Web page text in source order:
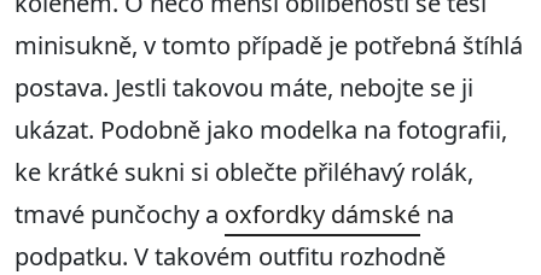
minisukně, v tomto případě je potřebná štíhlá
postava. Jestli takovou máte, nebojte se ji
ukázat. Podobně jako modelka na fotografii,
ke krátké sukni si oblečte přiléhavý rolák,
tmavé punčochy a oxfordky dámské na
podpatku. V takovém outfitu rozhodně